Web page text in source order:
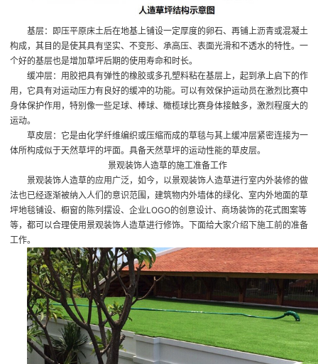
基层：即压平原床土后在地基上铺设一定厚度的卵石、再铺上沥青或混凝土
构成，其目的是使其具有坚实、不变形、承高压、表面光滑和不透水的特性。一
个好的基层也是增加草坪后期的使用寿命和时长。
缓冲层：用胶把具有弹性的橡胶或多孔塑料粘在基层上，起到承上启下的作
用，它具有对运动压力有良好的缓冲的功能。可以有效保护运动员在激烈比赛中
身体保护作用，特别像一些足球、棒球、橄榄球比赛身体接触多，激烈程度大的
运动。
草皮层：它是由化学纤维编织或压缩而成的草毯与其上缓冲层紧密连接为一
体所构成似于天然草坪的坪面。具备天然草坪的运动性能的草皮层。
景观装饰人造草的施工准备工作
景观装饰人造草的应用广泛，如今，以景观装饰人造草进行室内外装修的做
法也已经逐渐被纳入人们的意识范围，建筑物内外墙体的绿化、室内外地面的草
坪地毯铺设、橱窗的陈列摆设、企业LOGO的创意设计、商场装饰的花式图案等
等，都可以合理使用景观装饰人造草进行修饰。下面给大家介绍下施工前的准备
工作。